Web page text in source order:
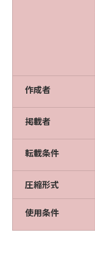
作成者
掲載者
転載条件
圧縮形式
使用条件